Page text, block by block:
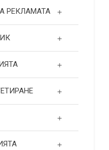
РЕКЛАМАТА